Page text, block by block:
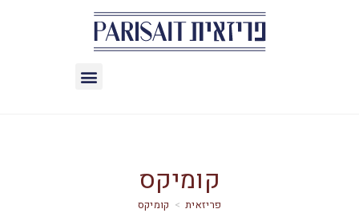
קומיקס
> קומיקס